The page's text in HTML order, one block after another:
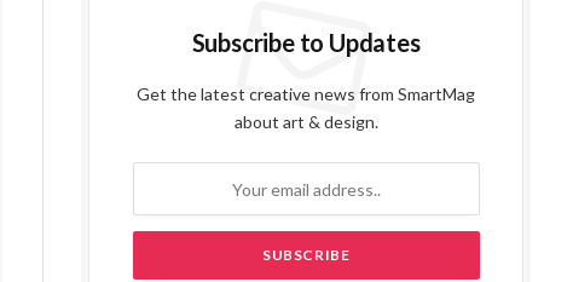
Subscribe to Updates
Get the latest creative news from SmartMag
about art & design.